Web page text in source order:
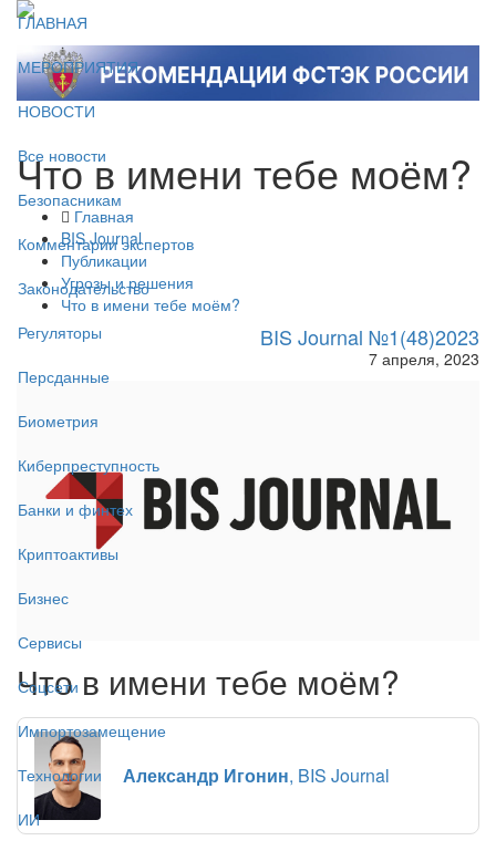
ГЛАВНАЯ
МЕРОПРИЯТИЯ
НОВОСТИ
Все новости
Безопасникам
Комментарии экспертов
Законодательство
Регуляторы
Персданные
Биометрия
Киберпреступность
Банки и финтех
Криптоактивы
Бизнес
Сервисы
Соцсети
Импортозамещение
Технологии
ИИ
Что в имени тебе моём?
Главная
BIS Journal
Публикации
Угрозы и решения
Что в имени тебе моём?
BIS Journal №1(48)2023
7 апреля, 2023
Что в имени тебе моём?
Александр Игонин, BIS Journal